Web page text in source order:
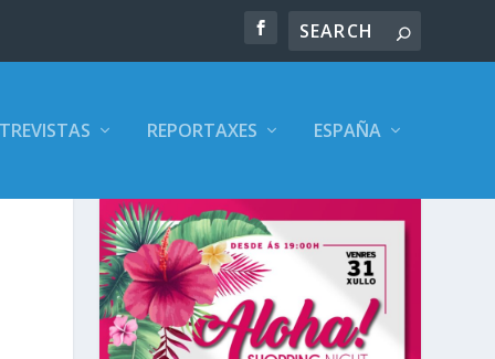
REPORTAXES ESPAÑA